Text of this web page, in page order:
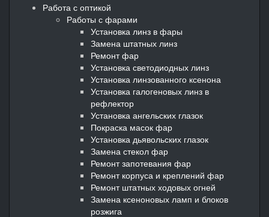
Работа с оптикой
Работы с фарами
Установка линз в фары
Замена штатных линз
Ремонт фар
Установка светодиодных линз
Установка линзованного ксенона
Установка галогеновых линз в
рефлектор
Установка ангельских глазок
Покраска масок фар
Установка дьявольских глазок
Замена стекол фар
Ремонт запотевания фар
Ремонт корпуса и креплений фар
Ремонт штатных ходовых огней
Замена ксеноновых ламп и блоков
розжига